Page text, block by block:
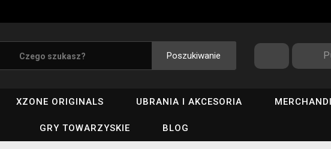
Poszukiwanie
XZONE ORIGINALS UBRANIA I AKCESORIA
GRY TOWARZYSKIE BLOG